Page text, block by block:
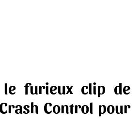
le furieux clip de
Control pour